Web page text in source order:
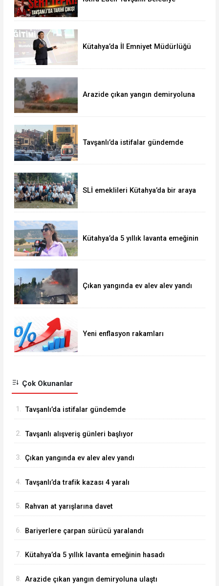
Kütahya’da İl Emniyet Müdürlüğü
Arazide çıkan yangın demiryoluna
Tavşanlı’da istifalar gündemde
SLİ emeklileri Kütahya’da bir araya
Kütahya’da 5 yıllık lavanta emeğinin
Çıkan yangında ev alev alev yandı
Yeni enflasyon rakamları
Çok Okunanlar
1. Tavşanlı’da istifalar gündemde
2. Tavşanlı alışveriş günleri başlıyor
3. Çıkan yangında ev alev alev yandı
4. Tavşanlı’da trafik kazası 4 yaralı
5. Rahvan at yarışlarına davet
6. Bariyerlere çarpan sürücü yaralandı
7. Kütahya’da 5 yıllık lavanta emeğinin hasadı
8. Arazide çıkan yangın demiryoluna ulaştı